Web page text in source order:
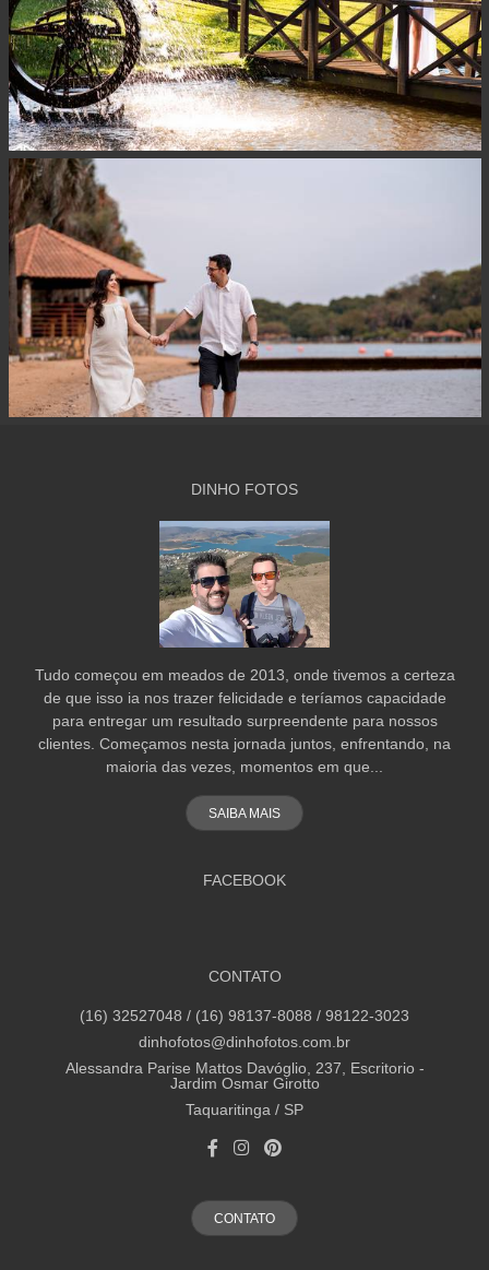
DINHO FOTOS
Tudo começou em meados de 2013, onde tivemos a certeza
de que isso ia nos trazer felicidade e teríamos capacidade
para entregar um resultado surpreendente para nossos
clientes. Começamos nesta jornada juntos, enfrentando, na
maioria das vezes, momentos em que...
SAIBA MAIS
FACEBOOK
CONTATO
(16) 32527048 / (16) 98137-8088 / 98122-3023
dinhofotos@dinhofotos.com.br
Alessandra Parise Mattos Davóglio, 237, Escritorio -
Jardim Osmar Girotto
Taquaritinga / SP
CONTATO